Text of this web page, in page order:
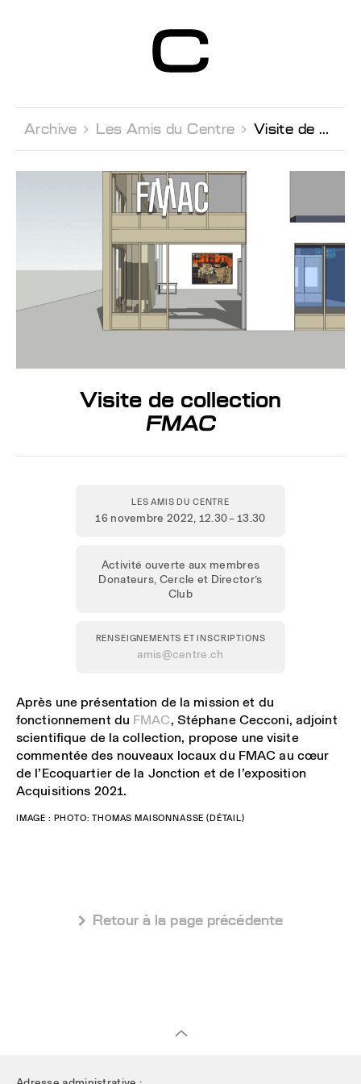
Contemporain
Genève
Archive  Les Amis du Centre  Visite de collection
Visite de collection
FMAC
LES AMIS DU CENTRE
16 novembre 2022, 12.30 – 13.30
Activité ouverte aux membres
Donateurs, Cercle et Director’s
Club
RENSEIGNEMENTS ET INSCRIPTIONS
amis@centre.ch
Après une présentation de la mission et du
fonctionnement du FMAC, Stéphane Cecconi, adjoint
scientifique de la collection, propose une visite
commentée des nouveaux locaux du FMAC au cœur
de l’Ecoquartier de la Jonction et de l’exposition
Acquisitions 2021.
IMAGE : PHOTO: THOMAS MAISONNASSE (DÉTAIL)
 Retour à la page précédente